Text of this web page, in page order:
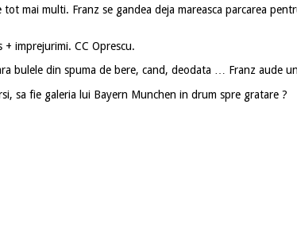
mai multi. Franz se gandea deja mareasca parcarea
imprejurimi. CC Oprescu.
bulele din spuma de bere, cand, deodata … Franz aude
sa fie galeria lui Bayern Munchen in drum spre gratare ?